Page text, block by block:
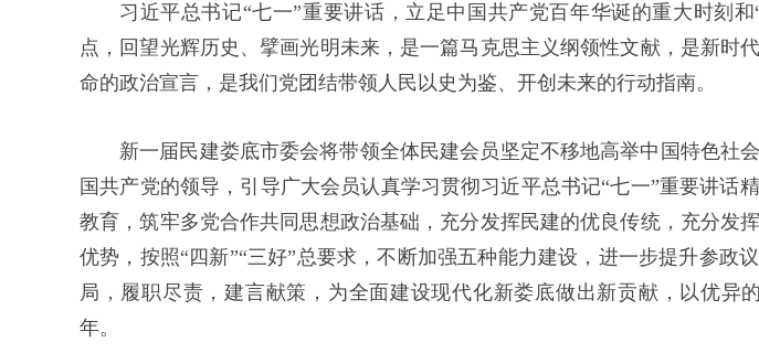
习近平总书记“七一”重要讲话，立足中国共产党百年华诞的重大时刻
点，回望光辉历史、擘画光明未来，是一篇马克思主义纲领性文献，是新时
命的政治宣言，是我们党团结带领人民以史为鉴、开创未来的行动指南。
新一届民建娄底市委会将带领全体民建会员坚定不移地高举中国特色社
国共产党的领导，引导广大会员认真学习贯彻习近平总书记“七一”重要讲话
教育，筑牢多党合作共同思想政治基础，充分发挥民建的优良传统，充分发
优势，按照“四新”“三好”总要求，不断加强五种能力建设，进一步提升参政
局，履职尽责，建言献策，为全面建设现代化新娄底做出新贡献，以优异
年。